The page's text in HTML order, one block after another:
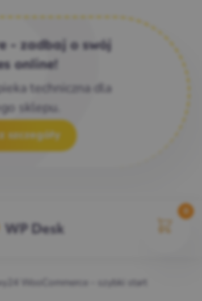
- zadbaj o swój
online!
techniczna dla
sklepu.
szczegóły
WooCommerce – szybki start